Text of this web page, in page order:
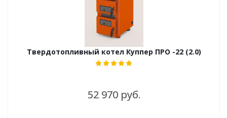
Твердотопливный котел Куппер ПРО -22 (2.0)
52 970 руб.